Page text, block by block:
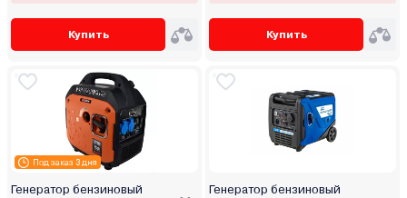
Купить Купить
Под заказ 3 дня
Генератор бензиновый
Генератор бензиновый